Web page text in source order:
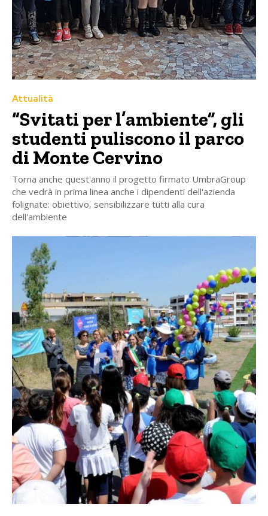
Attualità
“Svitati per l’ambiente”, gli
studenti puliscono il parco
di Monte Cervino
Torna anche quest'anno il progetto firmato UmbraGroup
che vedrà in prima linea anche i dipendenti dell'azienda
folignate: obiettivo, sensibilizzare tutti alla cura
dell'ambiente